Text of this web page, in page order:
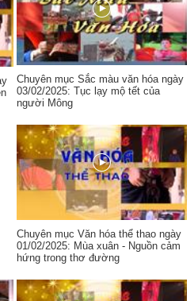
Chuyên mục Sắc màu văn hóa ngày
03/02/2025: Tục lạy mộ tết của
người Mông
Chuyên mục Văn hóa thể thao ngày
01/02/2025: Mùa xuân - Nguồn cảm
hứng trong thơ đường